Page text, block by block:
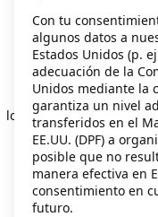
Application error: a
loading
Con tu
algunos datos a
Estados Unidos (p.
adecuación de la
Unidos mediante la
garantiza un nivel
transferidos en el
EE.UU. (DPF) a
posible que no
manera efectiva en
consentimiento en
futuro.